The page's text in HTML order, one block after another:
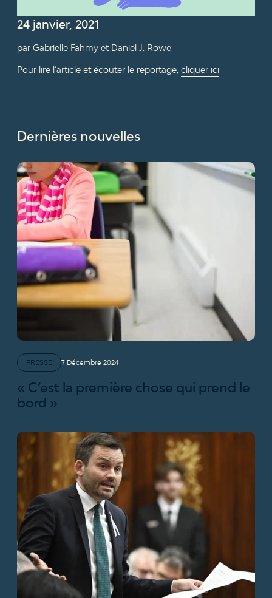
24 janvier, 2021
par Gabrielle Fahmy et Daniel J. Rowe
Pour lire l’article et écouter le reportage, cliquer ici
Dernières nouvelles
PRESSE 7 Décembre 2024
« C’est la première chose qui prend le
bord »